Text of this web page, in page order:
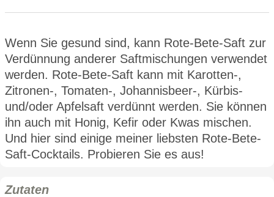
Wenn Sie gesund sind, kann Rote-Bete-Saft zur
Verdünnung anderer Saftmischungen verwendet
werden. Rote-Bete-Saft kann mit Karotten-,
Zitronen-, Tomaten-, Johannisbeer-, Kürbis-
und/oder Apfelsaft verdünnt werden. Sie können
ihn auch mit Honig, Kefir oder Kwas mischen.
Und hier sind einige meiner liebsten Rote-Bete-
Saft-Cocktails. Probieren Sie es aus!
Zutaten